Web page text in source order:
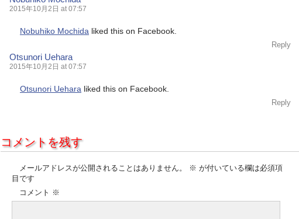
2015年10月2日 at 07:57
Nobuhiko Mochida liked this on Facebook.
Reply
Otsunori Uehara
2015年10月2日 at 07:57
Otsunori Uehara liked this on Facebook.
Reply
コメントを残す
メールアドレスが公開されることはありません。 ※ が付いている欄は必須項
目です
コメント ※